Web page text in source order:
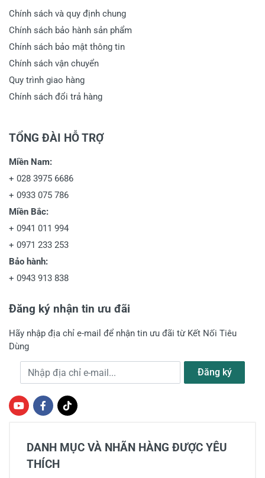
Chính sách và quy định chung
Chính sách bảo hành sản phẩm
Chính sách bảo mật thông tin
Chính sách vận chuyển
Quy trình giao hàng
Chính sách đổi trả hàng
TỔNG ĐÀI HỖ TRỢ
Miền Nam:
+ 028 3975 6686
+ 0933 075 786
Miền Bắc:
+ 0941 011 994
+ 0971 233 253
Bảo hành:
+ 0943 913 838
Đăng ký nhận tin ưu đãi
Hãy nhập địa chỉ e-mail để nhận tin ưu đãi từ Kết Nối Tiêu
Dùng
Địa chỉ e-mail Đăng ký
DANH MỤC VÀ NHÃN HÀNG ĐƯỢC YÊU
THÍCH